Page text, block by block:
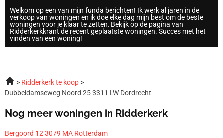
Welkom op een van mijn funda berichten! Ik werk al jaren in de
verkoop van woningen en ik doe elke dag mijn best om de beste
woningen voor je klaar te zetten. Bekijk op de pagina van
Ridderkerkkrant de recent geplaatste woningen. Succes met het
vinden van een woning!
Ridderkerk te koop
Dubbeldamseweg Noord 25 3311 LW Dordrecht
Nog meer woningen in Ridderkerk
Bergoord 12 3079 MA Rotterdam